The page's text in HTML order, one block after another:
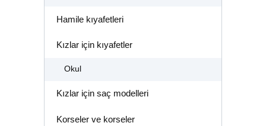
Hamile kıyafetleri
Kızlar için kıyafetler
Okul
Kızlar için saç modelleri
Korseler ve korseler